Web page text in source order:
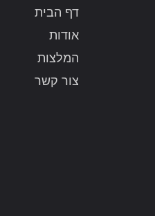
דף הבית
אודות
המלצות
צור קשר